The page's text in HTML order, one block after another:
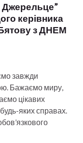
керівника
з ДНЕМ
завжди
Бажаємо миру,
цікавих
яких справах.